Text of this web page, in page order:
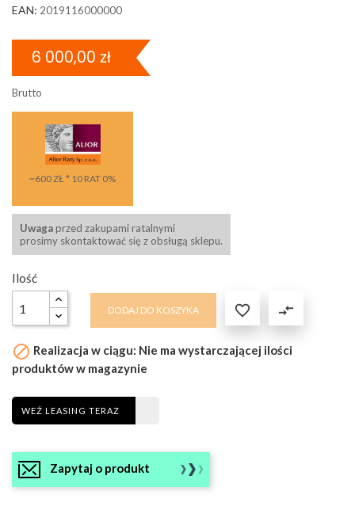
EAN: 2019116000000
6 000,00 zł
Brutto
~600 ZŁ * 10 RAT 0%
Uwaga przed zakupami ratalnymi
prosimy skontaktować się z obsługą sklepu.
Ilość
DODAJ DO KOSZYKA  compare_arrows
 Realizacja w ciągu: Nie ma wystarczającej ilości
produktów w magazynie
WEŹ LEASING TERAZ
Zapytaj o produkt